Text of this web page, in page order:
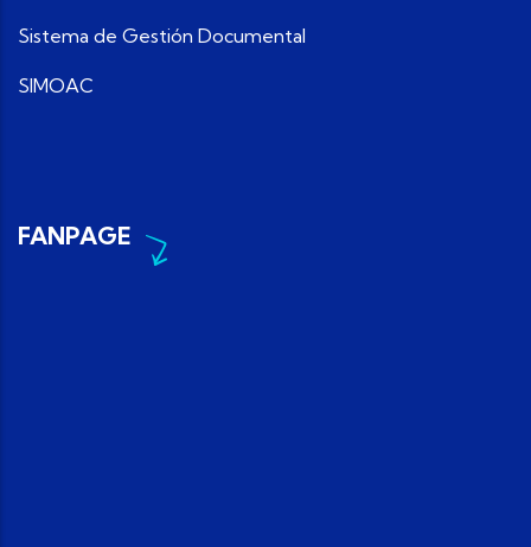
Sistema de Gestión Documental
SIMOAC
FANPAGE